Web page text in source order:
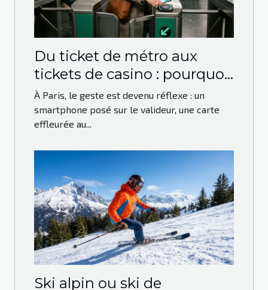
Du ticket de métro aux
tickets de casino : pourquoi
le paiement sans contact
s’impose à Paris
À Paris, le geste est devenu réflexe : un
smartphone posé sur le valideur, une carte
effleurée au...
Ski alpin ou ski de